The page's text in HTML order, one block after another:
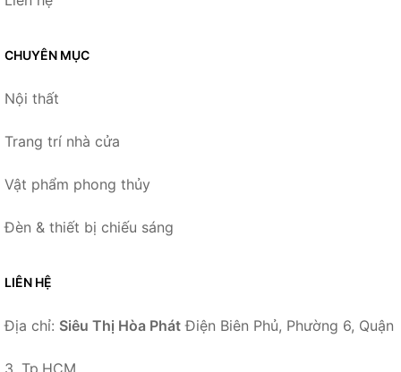
CHUYÊN MỤC
Nội thất
Trang trí nhà cửa
Vật phẩm phong thủy
Đèn & thiết bị chiếu sáng
LIÊN HỆ
Địa chỉ: Siêu Thị Hòa Phát Điện Biên Phủ, Phường 6, Quận
3, Tp.HCM